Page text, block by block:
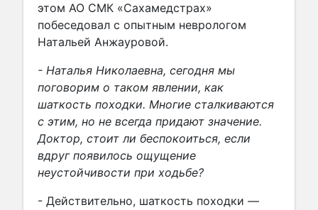
этом АО СМК «Сахамедстрах»
побеседовал с опытным неврологом
Натальей Анжауровой.
- Наталья Николаевна, сегодня мы
поговорим о таком явлении, как
шаткость походки. Многие сталкиваются
с этим, но не всегда придают значение.
Доктор, стоит ли беспокоиться, если
вдруг появилось ощущение
неустойчивости при ходьбе?
- Действительно, шаткость походки —